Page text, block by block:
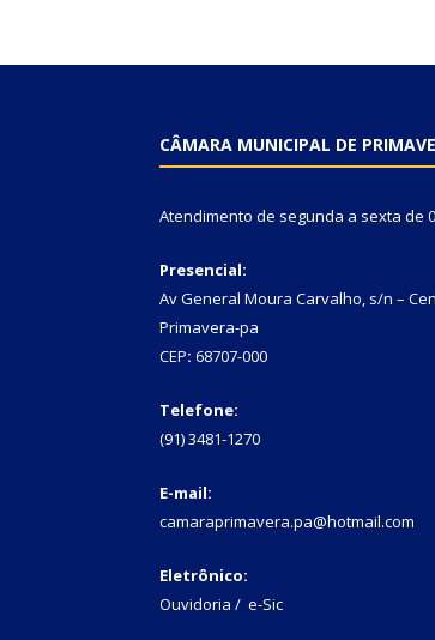
CÂMARA MUNICIPAL DE
Atendimento de segunda a sexta de
Presencial:
Av General Moura Carvalho, s/n –
Primavera-pa
CEP: 68707-000
Telefone:
(91) 3481-1270
E-mail:
camaraprimavera.pa@hotmail.com
Eletrônico:
Ouvidoria / e-Sic